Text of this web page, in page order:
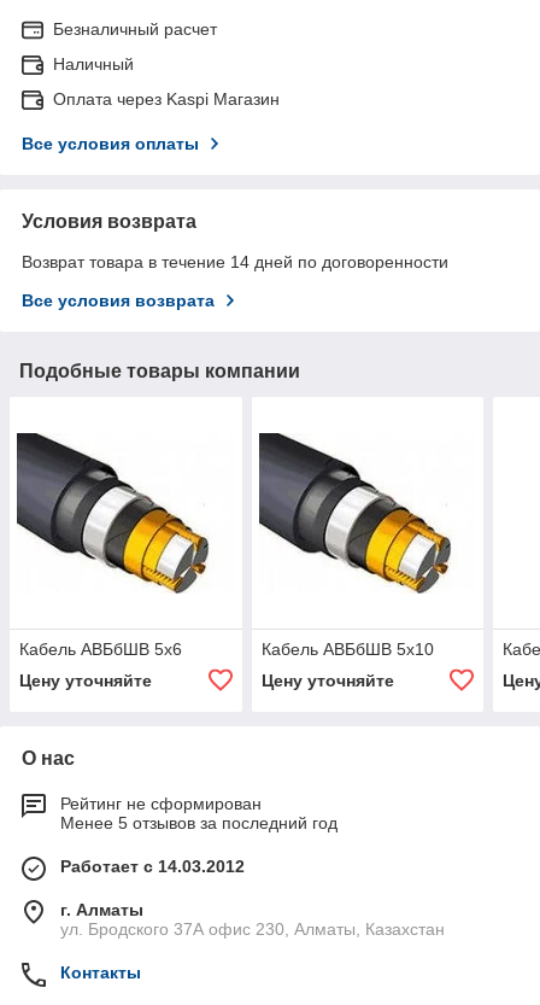
Безналичный расчет
Наличный
Оплата через Kaspi Магазин
Все условия оплаты
Условия возврата
Возврат товара в течение 14 дней по договоренности
Все условия возврата
Подобные товары компании
Кабель АВБбШВ 5х6
Цену уточняйте
Кабель АВБбШВ 5х10
Цену уточняйте
О нас
Рейтинг не сформирован
Менее 5 отзывов за последний год
Работает с 14.03.2012
г. Алматы
ул. Бродского 37А офис 230, Алматы, Казахстан
Контакты